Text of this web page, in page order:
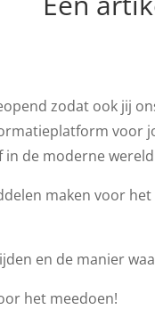
zodat ook jij
voor
in de moderne
maken voor
en de manier
het meedoen!